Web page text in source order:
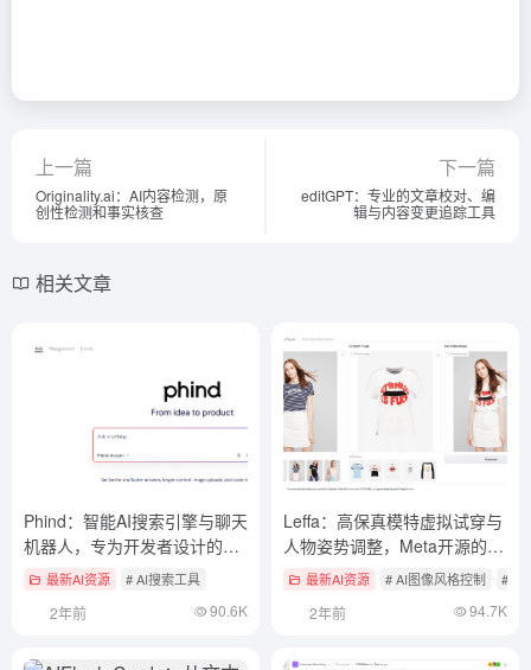
上一篇
Originality.ai：AI内容检测，原
创性检测和事实核查
下一篇
editGPT：专业的文章校对、编
辑与内容变更追踪工具
相关文章
Phind：智能AI搜索引擎与聊天
机器人，专为开发者设计的代
码搜索引擎
最新AI资源 # AI搜索工具
2年前 90.6K
Leffa：高保真模特虚拟试穿与
人物姿势调整，Meta开源的可
控人物图像生成模型
最新AI资源 # AI图像风格控制 # AI
2年前 94.7K